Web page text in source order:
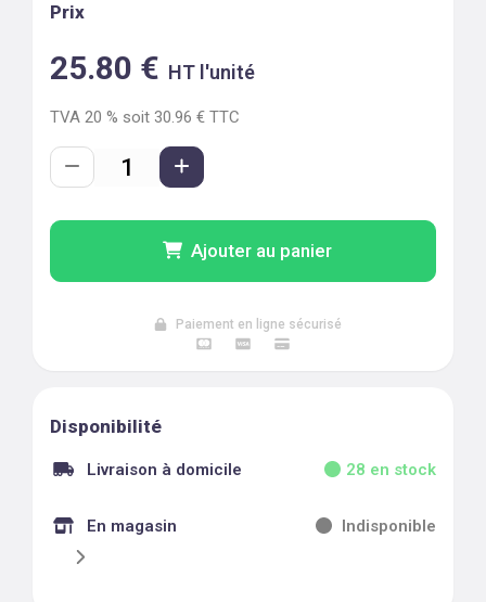
Prix
25.80 € HT l'unité
TVA 20 % soit 30.96 € TTC
Ajouter au panier
Paiement en ligne sécurisé
Disponibilité
Livraison à domicile 28 en stock
En magasin Indisponible